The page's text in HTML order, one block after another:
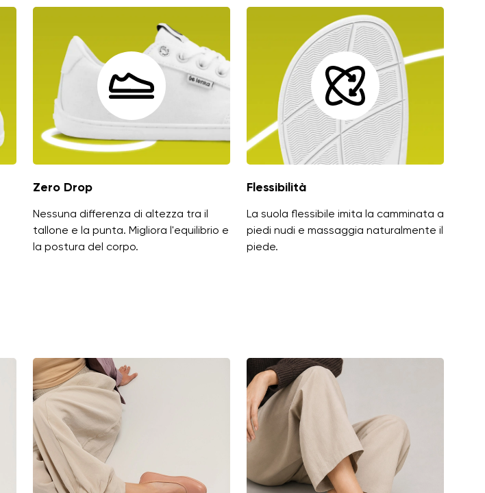
Zero Drop
Nessuna differenza di altezza tra il
tallone e la punta. Migliora l'equilibrio e
la postura del corpo.
Flessibilità
La suola flessibile imita la camminata a
piedi nudi e massaggia naturalmente il
piede.